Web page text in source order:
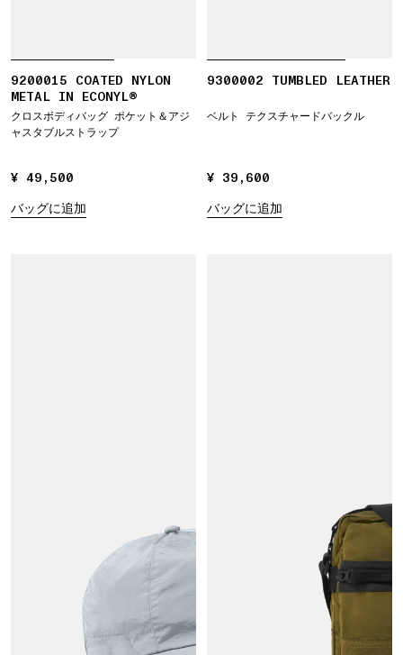
9200015 COATED NYLON
METAL IN ECONYL®
クロスボディバッグ ポケット＆アジ
ャスタブルストラップ
¥ 49,500
¥ 49,500
バッグに追加
9300002 TUMBLED LEATHER
ベルト テクスチャードバックル
¥ 39,600
¥ 39,600
バッグに追加